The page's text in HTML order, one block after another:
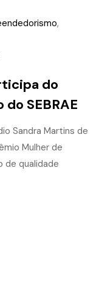
,
do
SEBRAE
Sandra Martins de
Mulher de
de qualidade